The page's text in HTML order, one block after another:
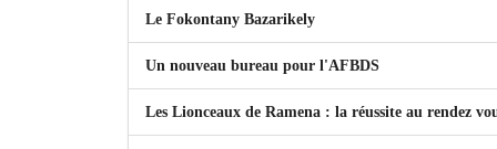
Le Fokontany Bazarikely
Un nouveau bureau pour l'AFBDS
Les Lionceaux de Ramena : la réussite au rendez